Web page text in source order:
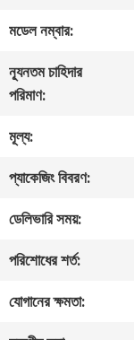
কারখানা
পরিদর্শন
গুণমান
নিয়ন্ত্রণ
আমাদের
সাথে
মডেল নম্বার:
ন্যূনতম চাহিদার
পরিমাণ:
মূল্য:
প্যাকেজিং বিবরণ:
ডেলিভারি সময়:
পরিশোধের শর্ত:
যোগানের ক্ষমতা: